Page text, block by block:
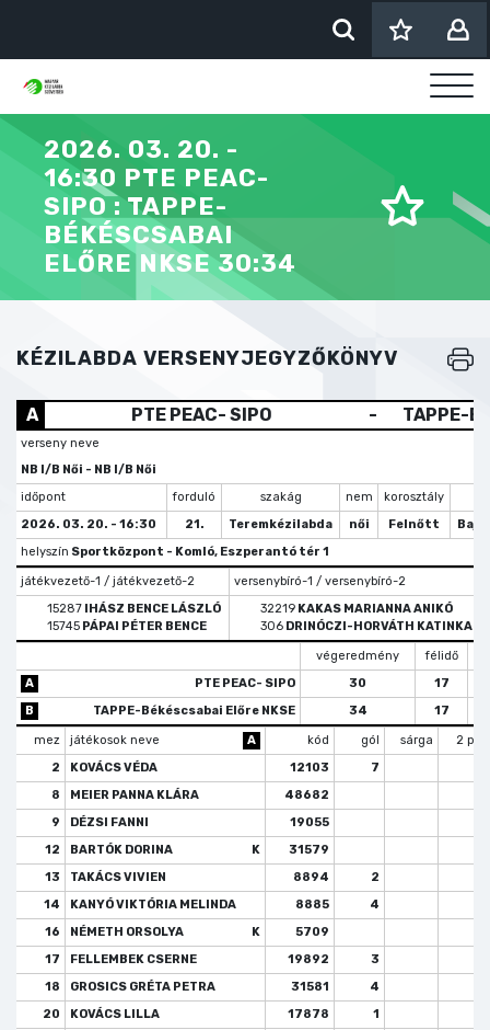
2026. 03. 20. -
16:30 PTE PEAC-
SIPO : TAPPE-
BÉKÉSCSABAI
ELŐRE NKSE 30:34
KÉZILABDA VERSENYJEGYZŐKÖNYV
A PTE PEAC- SIPO - TAPPE-
verseny neve
NB I/B Női - NB I/B Női
időpont
forduló szakág nem korosztály
2026. 03. 20. - 16:30
21. Teremkézilabda női Felnőtt
helyszín Sportközpont - Komló, Eszperantó tér 1
játékvezető-1 / játékvezető-2 versenybíró-1 / versenybíró-2
15287 IHÁSZ BENCE LÁSZLÓ
15745 PÁPAI PÉTER BENCE
32219 KAKAS MARIANNA ANIKÓ
306 DRINÓCZI-HORVÁTH KATINKA
végeredmény félidő
A
PTE PEAC- SIPO 30
17
B
TAPPE-Békéscsabai Előre NKSE 34 17
mez játékosok neve A kód gól sárga
2
2
KOVÁCS VÉDA 12103
7
8
MEIER PANNA KLÁRA
48682
9
DÉZSI FANNI
19055
12
BARTÓK DORINA K
31579
13
TAKÁCS VIVIEN 8894
2
14
KANYÓ VIKTÓRIA MELINDA 8885
4
16
NÉMETH ORSOLYA K
5709
17
FELLEMBEK CSERNE 19892 3
18
GROSICS GRÉTA PETRA 31581
4
20
KOVÁCS LILLA 17878
1